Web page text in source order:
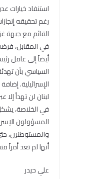
استنفاد خيارات
رغم تحقيقه
القائم مع جبهة
في المقابل،
أيضاً إلى عامل
السياسي بأن
الإسرائيلية.
لبنان لن تهدأ
في الخلاصة،
المسؤولون
والمستوطنين،
أنها لم تعد
علي حيدر